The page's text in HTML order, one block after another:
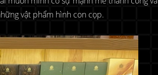
vật phẩm hình con cọp.